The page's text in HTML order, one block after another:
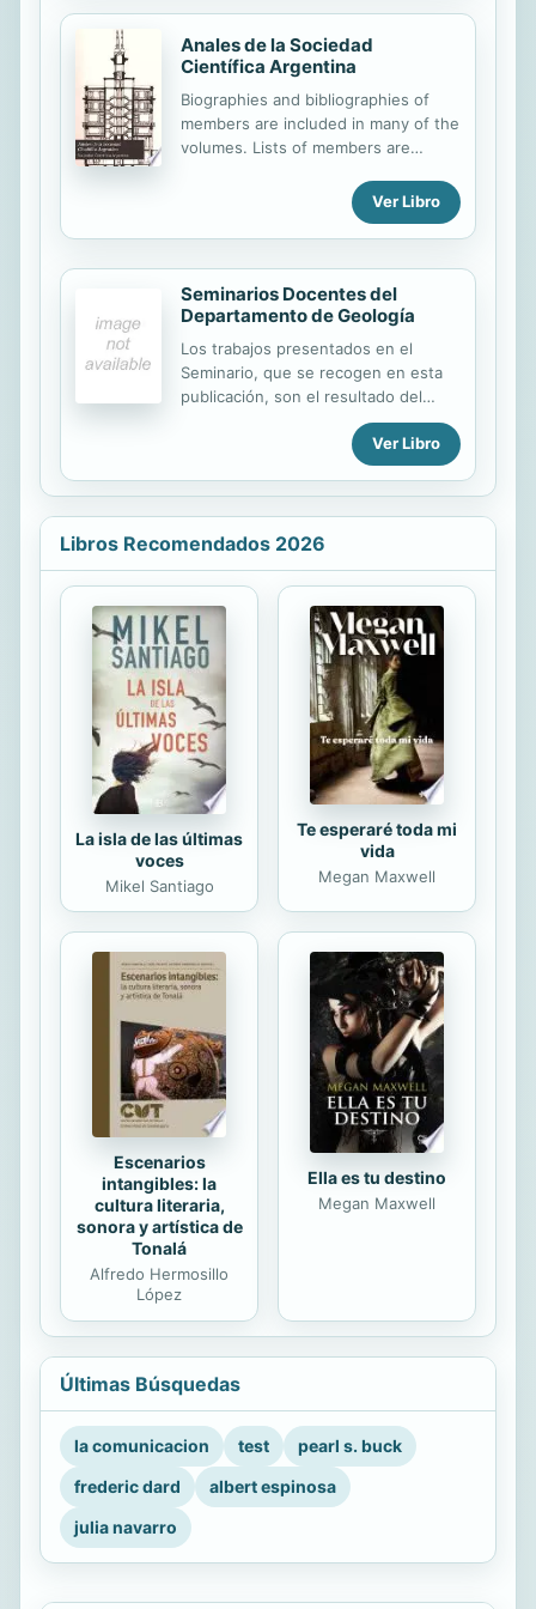
climatología y...
acompañan, ofrece los recursos más
adecuados para facilitar la labor
docente. En el CD que acompaña al
LIbro-guía se incluye una versión en
Word de la Programación didáctica,
tests de autoevaluación de todos los
Anales de la Sociedad
Científica Argentina
Biographies and bibliographies of
members are included in many of the
volumes. Lists of members are
Ver Libro
Seminarios Docentes del
Departamento de Geología
Los trabajos presentados en el
Seminario, que se recogen en esta
publicación, son el resultado del
esfuerzo por profundizar en los
diferentes temas tratados,
clarificando las ideas y conceptos
básicos que pueden hacer
comprender la situación actual de la
enseñanza de la Geología.
Ver Libro
Libros Recomendados 2026
La isla de las últimas
voces
Mikel Santiago
Te esperaré toda mi
vida
Megan Maxwell
Escenarios
intangibles: la
cultura literaria,
sonora y artística de
Tonalá
Alfredo Hermosillo
López
Ella es tu destino
Megan Maxwell
Últimas Búsquedas
la comunicacion test
pearl s. buck
frederic dard
albert espinosa
julia navarro